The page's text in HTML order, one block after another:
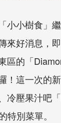
小小樹食」
來好消息，
區的「
！這一次的
冷壓果汁吧
特別菜單。